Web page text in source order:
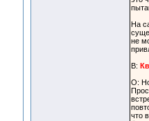
На
не
В:
О:
что